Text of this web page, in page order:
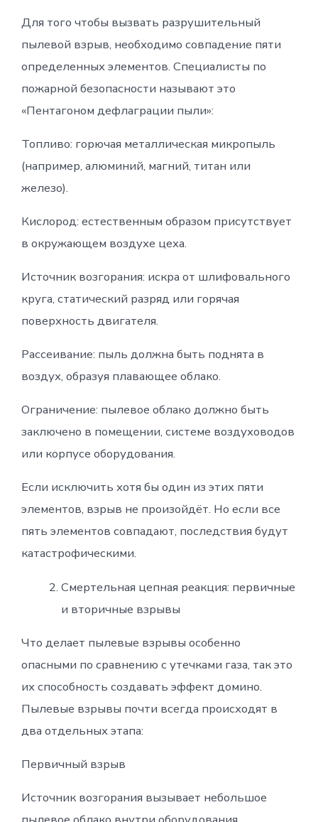
Для того чтобы вызвать разрушительный
пылевой взрыв, необходимо совпадение пяти
определенных элементов. Специалисты по
пожарной безопасности называют это
«Пентагоном дефлаграции пыли»:
Топливо: горючая металлическая микропыль
(например, алюминий, магний, титан или
железо).
Кислород: естественным образом присутствует
в окружающем воздухе цеха.
Источник возгорания: искра от шлифовального
круга, статический разряд или горячая
поверхность двигателя.
Рассеивание: пыль должна быть поднята в
воздух, образуя плавающее облако.
Ограничение: пылевое облако должно быть
заключено в помещении, системе воздуховодов
или корпусе оборудования.
Если исключить хотя бы один из этих пяти
элементов, взрыв не произойдёт. Но если все
пять элементов совпадают, последствия будут
катастрофическими.
Смертельная цепная реакция: первичные
и вторичные взрывы
Что делает пылевые взрывы особенно
опасными по сравнению с утечками газа, так это
их способность создавать эффект домино.
Пылевые взрывы почти всегда происходят в
два отдельных этапа:
Первичный взрыв
Источник возгорания вызывает небольшое